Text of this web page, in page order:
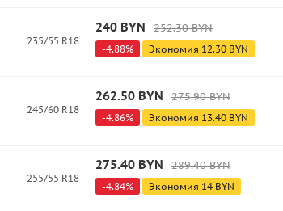
235/55 R18
240 BYN 252.30BYN
-4.88% Экономия 12.30 BYN
245/60 R18
262.50 BYN 275.90BYN
-4.86% Экономия 13.40 BYN
255/55 R18
275.40 BYN 289.40BYN
-4.84% Экономия 14 BYN